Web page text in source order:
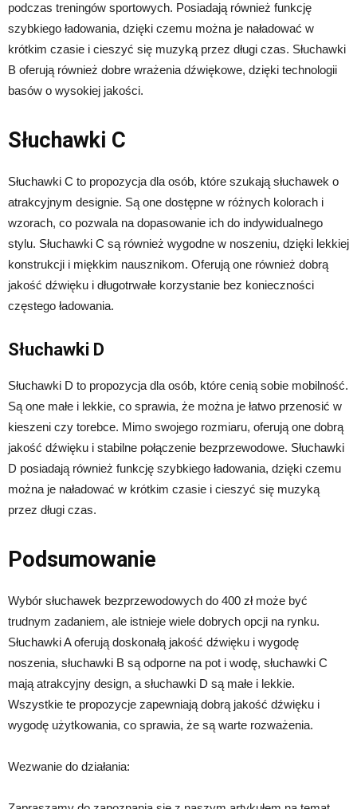
podczas treningów sportowych. Posiadają również funkcję
szybkiego ładowania, dzięki czemu można je naładować w
krótkim czasie i cieszyć się muzyką przez długi czas. Słuchawki
B oferują również dobre wrażenia dźwiękowe, dzięki technologii
basów o wysokiej jakości.
Słuchawki C
Słuchawki C to propozycja dla osób, które szukają słuchawek o
atrakcyjnym designie. Są one dostępne w różnych kolorach i
wzorach, co pozwala na dopasowanie ich do indywidualnego
stylu. Słuchawki C są również wygodne w noszeniu, dzięki lekkiej
konstrukcji i miękkim nausznikom. Oferują one również dobrą
jakość dźwięku i długotrwałe korzystanie bez konieczności
częstego ładowania.
Słuchawki D
Słuchawki D to propozycja dla osób, które cenią sobie mobilność.
Są one małe i lekkie, co sprawia, że można je łatwo przenosić w
kieszeni czy torebce. Mimo swojego rozmiaru, oferują one dobrą
jakość dźwięku i stabilne połączenie bezprzewodowe. Słuchawki
D posiadają również funkcję szybkiego ładowania, dzięki czemu
można je naładować w krótkim czasie i cieszyć się muzyką
przez długi czas.
Podsumowanie
Wybór słuchawek bezprzewodowych do 400 zł może być
trudnym zadaniem, ale istnieje wiele dobrych opcji na rynku.
Słuchawki A oferują doskonałą jakość dźwięku i wygodę
noszenia, słuchawki B są odporne na pot i wodę, słuchawki C
mają atrakcyjny design, a słuchawki D są małe i lekkie.
Wszystkie te propozycje zapewniają dobrą jakość dźwięku i
wygodę użytkowania, co sprawia, że są warte rozważenia.
Wezwanie do działania: